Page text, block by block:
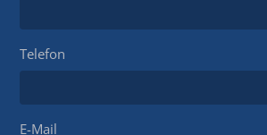
Telefon
E-Mail